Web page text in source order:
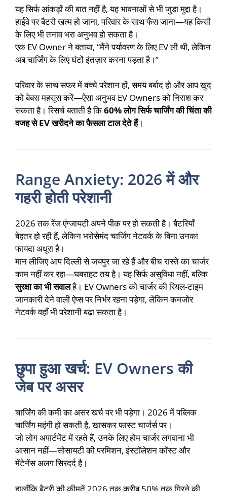
यह सिर्फ आंकड़ों की बात नहीं है, यह भावनाओं से भी जुड़ा मुद्दा है।
हाईवे पर बैटरी खत्म हो जाना, परिवार के साथ फँस जाना—यह किसी
के लिए भी तनाव भरा अनुभव हो सकता है।
एक EV Owner ने बताया, “मैंने पर्यावरण के लिए EV ली थी, लेकिन
अब चार्जिंग के लिए घंटों इंतज़ार करना पड़ता है।”
परिवार के साथ सफर में बच्चे परेशान हों, समय बर्बाद हो और आप खुद
को बेबस महसूस करें—ऐसा अनुभव EV Owners को निराश कर
सकता है। रिसर्च बताती है कि60% लोग सिर्फ चार्जिंग की चिंता की
वजह से EV खरीदने का फैसला टाल देते हैं।
Range Anxiety: 2026 में और
गहरी होती परेशानी
2026 तक रेंज एंग्जायटी अपने पीक पर हो सकती है। बैटरियाँ
बेहतर हो रही हैं, लेकिन भरोसेमंद चार्जिंग नेटवर्क के बिना उनका
फायदा अधूरा है।
मान लीजिए आप दिल्ली से जयपुर जा रहे हैं और बीच रास्ते का चार्जर
काम नहीं कर रहा—घबराहट तय है। यह सिर्फ असुविधा नहीं, बल्कि
सुरक्षा का भी सवालहै। EV Owners को चार्जर की रियल-टाइम
जानकारी देने वाली ऐप्स पर निर्भर रहना पड़ेगा, लेकिन कमजोर
नेटवर्क वहाँ भी परेशानी बढ़ा सकता है।
छुपा हुआ खर्च: EV Owners की
जेब पर असर
चार्जिंग की कमी का असर खर्च पर भी पड़ेगा। 2026 में पब्लिक
चार्जिंग महंगी हो सकती है, खासकर फास्ट चार्जर्स पर।
जो लोग अपार्टमेंट में रहते हैं, उनके लिए होम चार्जर लगवाना भी
आसान नहीं—सोसायटी की परमिशन, इंस्टॉलेशन कॉस्ट और
मेंटेनेंस अलग सिरदर्द है।
हालाँकि बैटरी की कीमतें 2026 तक करीब 50% तक गिरने की